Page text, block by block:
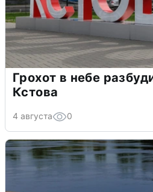
Грохот в небе
Кстова
4 августа 0